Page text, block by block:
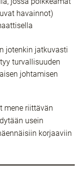
havainnot)
jotenkin jatkuvasti
turvallisuuden
johtamisen
mene riittävän
usein
korjaaviin